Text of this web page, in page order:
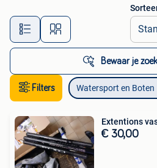
Alle afstanden…
Bewaar je
Filters Watersport en Boten
Extentions
€ 30,00